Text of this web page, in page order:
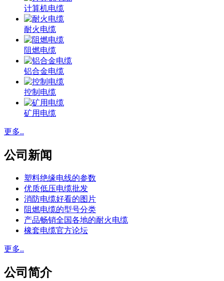
计算机电缆
耐火电缆
阻燃电缆
铝合金电缆
控制电缆
矿用电缆
更多..
公司新闻
塑料绝缘电线的参数
优质低压电缆批发
消防电缆好看的图片
阻燃电缆的型号分类
产品畅销全国各地的耐火电缆
橡套电缆官方论坛
更多..
公司简介